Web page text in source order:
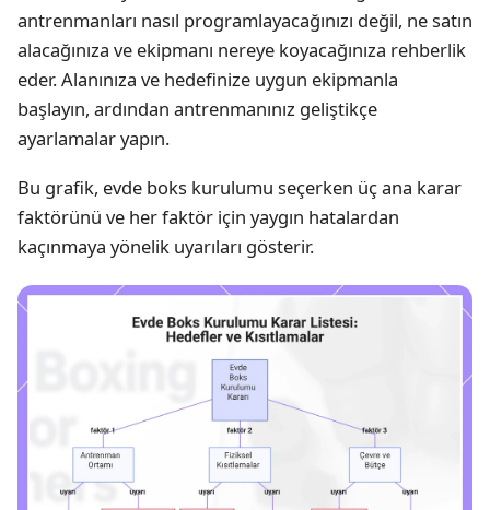
antrenmanları nasıl programlayacağınızı değil, ne satın
alacağınıza ve ekipmanı nereye koyacağınıza rehberlik
eder. Alanınıza ve hedefinize uygun ekipmanla
başlayın, ardından antrenmanınız geliştikçe
ayarlamalar yapın.
Bu grafik, evde boks kurulumu seçerken üç ana karar
faktörünü ve her faktör için yaygın hatalardan
kaçınmaya yönelik uyarıları gösterir.